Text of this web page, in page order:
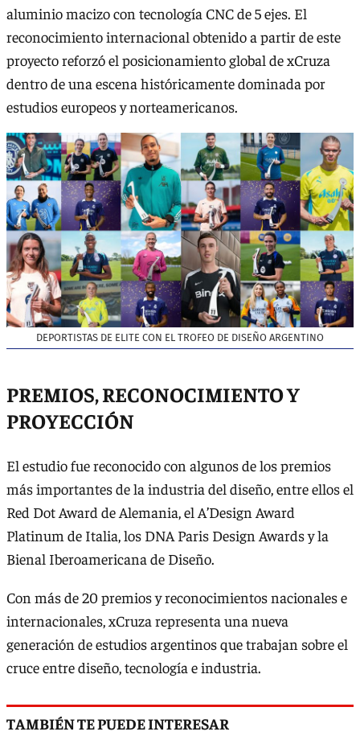
aluminio macizo con tecnología CNC de 5 ejes. El
reconocimiento internacional obtenido a partir de este
proyecto reforzó el posicionamiento global de xCruza
dentro de una escena históricamente dominada por
estudios europeos y norteamericanos.
DEPORTISTAS DE ELITE CON EL TROFEO DE DISEÑO ARGENTINO
PREMIOS, RECONOCIMIENTO Y
PROYECCIÓN
El estudio fue reconocido con algunos de los premios
más importantes de la industria del diseño, entre ellos el
Red Dot Award de Alemania, el A’Design Award
Platinum de Italia, los DNA Paris Design Awards y la
Bienal Iberoamericana de Diseño.
Con más de 20 premios y reconocimientos nacionales e
internacionales, xCruza representa una nueva
generación de estudios argentinos que trabajan sobre el
cruce entre diseño, tecnología e industria.
TAMBIÉN TE PUEDE INTERESAR